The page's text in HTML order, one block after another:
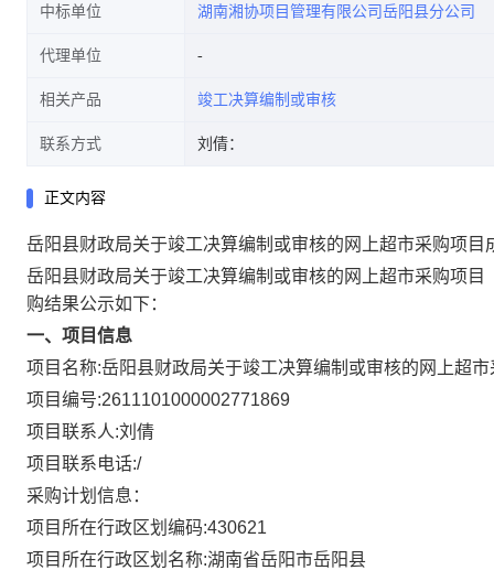
中标单位 湖南湘协项目管理有限公司岳阳县分公司
代理单位
相关产品 竣工决算编制或审核
联系方式 刘倩：
正文内容
岳阳县财政局关于竣工决算编制或审核的网上超市采购项目
岳阳县财政局关于竣工决算编制或审核的网上超市采购项目
购结果公示如下：
一、项目信息
项目名称:岳阳县财政局关于竣工决算编制或审核的网上超市
项目编号:2611101000002771869
项目联系人:刘倩
项目联系电话:/
采购计划信息：
项目所在行政区划编码:430621
项目所在行政区划名称:湖南省岳阳市岳阳县